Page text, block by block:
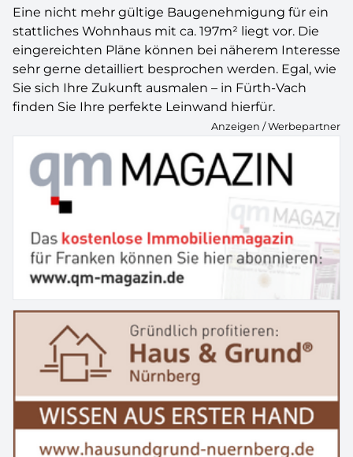
Eine nicht mehr gültige Baugenehmigung für ein
stattliches Wohnhaus mit ca. 197m² liegt vor. Die
eingereichten Pläne können bei näherem Interesse
sehr gerne detailliert besprochen werden. Egal, wie
Sie sich Ihre Zukunft ausmalen – in Fürth-Vach
finden Sie Ihre perfekte Leinwand hierfür.
Anzeigen / Werbepartner